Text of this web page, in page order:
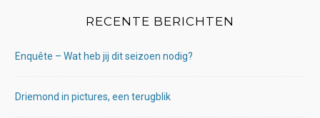
RECENTE BERICHTEN
Enquête – Wat heb jij dit seizoen nodig?
Driemond in pictures, een terugblik